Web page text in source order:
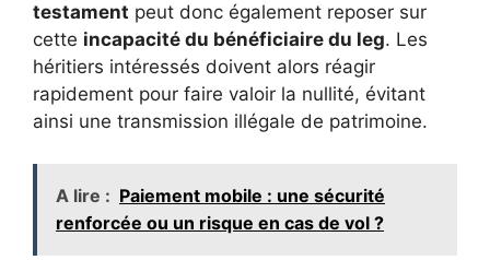
testament peut donc également reposer sur
cette incapacité du bénéficiaire du leg. Les
héritiers intéressés doivent alors réagir
rapidement pour faire valoir la nullité, évitant
ainsi une transmission illégale de patrimoine.
A lire : Paiement mobile : une sécurité
renforcée ou un risque en cas de vol ?